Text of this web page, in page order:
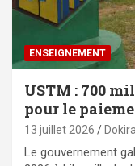
ENSEIGNEMENT
USTM : 700
pour le
13 juillet 2026
Le gouvernement